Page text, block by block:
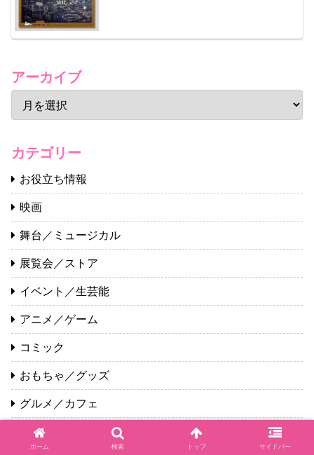
アーカイブ
カテゴリー
お役立ち情報
映画
舞台／ミュージカル
展覧会／ストア
イベント／生芸能
アニメ／ゲーム
コミック
おもちゃ／グッズ
グルメ／カフェ
本／童話
ホーム 検索 トップ サイドバー